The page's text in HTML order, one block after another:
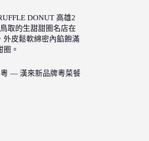
DONUT 高雄2
取的生甜甜圈名店在
外皮鬆軟綿密內餡飽滿
圈。
— 漢來新品牌粵菜餐